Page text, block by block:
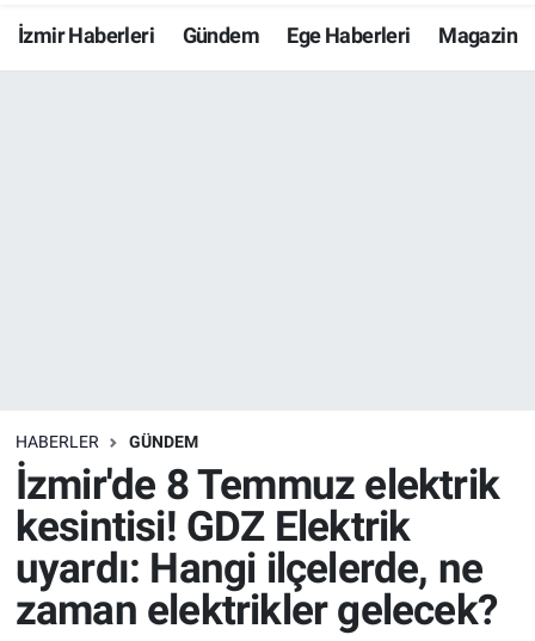
İzmir Haberleri Gündem Ege Haberleri Magazin
HABERLER GÜNDEM
İzmir'de 8 Temmuz elektrik
kesintisi! GDZ Elektrik
uyardı: Hangi ilçelerde, ne
zaman elektrikler gelecek?
Resmi İlanlar